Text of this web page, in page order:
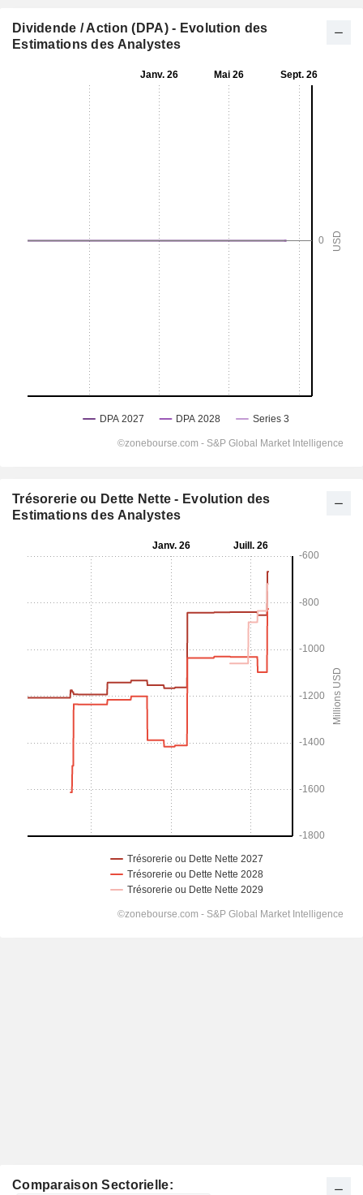
Dividende / Action (DPA) - Evolution des
Estimations des Analystes
Trésorerie ou Dette Nette - Evolution des
Estimations des Analystes
Comparaison Sectorielle: